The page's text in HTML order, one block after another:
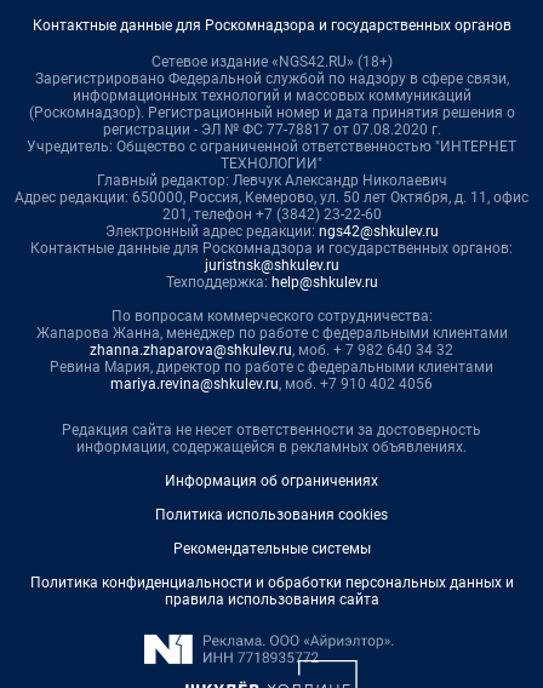
Контактные данные для Роскомнадзора и государственных органов
Сетевое издание «NGS42.RU» (18+)
Зарегистрировано Федеральной службой по надзору в сфере связи,
информационных технологий и массовых коммуникаций
(Роскомнадзор). Регистрационный номер и дата принятия решения о
регистрации - ЭЛ № ФС 77-78817 от 07.08.2020 г.
Учредитель: Общество с ограниченной ответственностью "ИНТЕРНЕТ
ТЕХНОЛОГИИ"
Главный редактор: Левчук Александр Николаевич
Адрес редакции: 650000, Россия, Кемерово, ул. 50 лет Октября, д. 11, офис
201, телефон +7 (3842) 23-22-60
Электронный адрес редакции: ngs42@shkulev.ru
Контактные данные для Роскомнадзора и государственных органов:
juristnsk@shkulev.ru
Техподдержка: help@shkulev.ru
По вопросам коммерческого сотрудничества:
Жапарова Жанна, менеджер по работе с федеральными клиентами
zhanna.zhaparova@shkulev.ru, моб. + 7 982 640 34 32
Ревина Мария, директор по работе с федеральными клиентами
mariya.revina@shkulev.ru, моб. +7 910 402 4056
Редакция сайта не несет ответственности за достоверность
информации, содержащейся в рекламных объявлениях.
Информация об ограничениях
Политика использования cookies
Рекомендательные системы
Политика конфиденциальности и обработки персональных данных и
правила использования сайта